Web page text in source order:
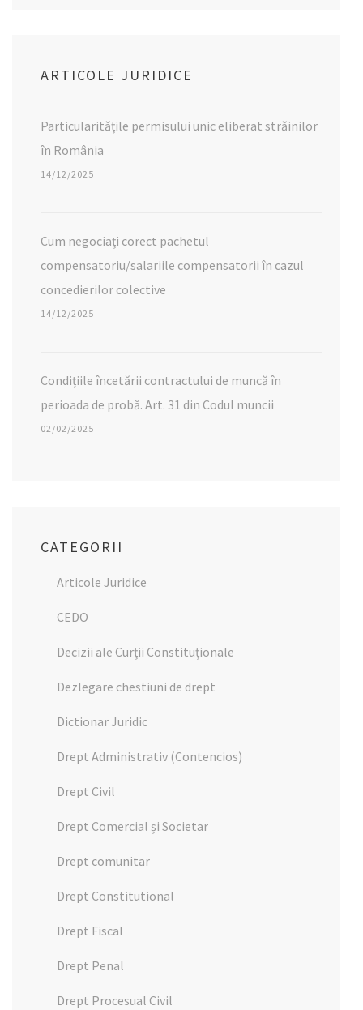
ARTICOLE JURIDICE
Particularitățile permisului unic eliberat străinilor
în România
14/12/2025
Cum negociați corect pachetul
compensatoriu/salariile compensatorii în cazul
concedierilor colective
14/12/2025
Condițiile încetării contractului de muncă în
perioada de probă. Art. 31 din Codul muncii
02/02/2025
CATEGORII
Articole Juridice
CEDO
Decizii ale Curții Constituționale
Dezlegare chestiuni de drept
Dictionar Juridic
Drept Administrativ (Contencios)
Drept Civil
Drept Comercial și Societar
Drept comunitar
Drept Constitutional
Drept Fiscal
Drept Penal
Drept Procesual Civil